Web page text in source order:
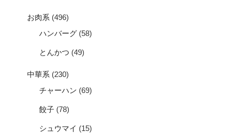
お肉系 (496)
ハンバーグ (58)
とんかつ (49)
中華系 (230)
チャーハン (69)
餃子 (78)
シュウマイ (15)